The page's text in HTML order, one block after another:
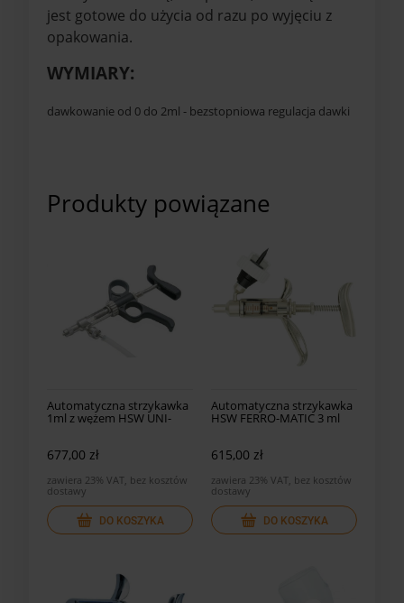
jest gotowe do użycia od razu po wyjęciu z
opakowania.
WYMIARY:
dawkowanie od 0 do 2ml - bezstopniowa regulacja dawki
Produkty powiązane
Automatyczna strzykawka
1ml z wężem HSW UNI-
677,00 zł
zawiera 23% VAT, bez kosztów
dostawy
DO KOSZYKA
Automatyczna strzykawka
HSW FERRO-MATIC 3 ml
615,00 zł
zawiera 23% VAT, bez kosztów
dostawy
DO KOSZYKA